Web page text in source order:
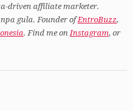
driven affiliate marketer.
gula. Founder ofEntroBuzz,
. Find me onInstagram, or